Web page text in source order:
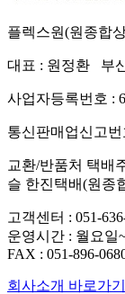
플렉스원(원종합
대표 : 원정환 부
사업자등록번호 :
통신판매업신고번
교환/반품처 택배
슬 한진택배(원종
고객센터 : 051-
운영시간 : 월요일
FAX : 051-896-
회사소개 바로가기